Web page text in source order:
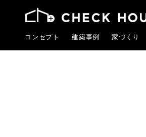
コンセプト 建築事例 家づくり